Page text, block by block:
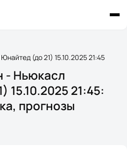
(до 21) 15.10.2025 21:45
- Ньюкасл
15.10.2025 21:45:
прогнозы